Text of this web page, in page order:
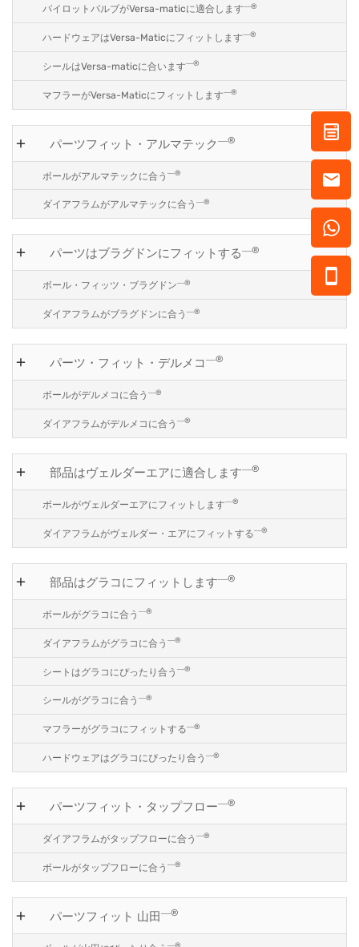
パイロットバルブがVersa-maticに適合します―®
ハードウェアはVersa-Maticにフィットします―®
シールはVersa-maticに合います―®
マフラーがVersa-Maticにフィットします―®
パーツフィット・アルマテック―®
ボールがアルマテックに合う ―®
ダイアフラムがアルマテックに合う ―®
パーツはブラグドンにフィットする―®
ボール・フィッツ・ブラグドン―®
ダイアフラムがブラグドンに合う ―®
パーツ・フィット・デルメコ―®
ボールがデルメコに合う ―®
ダイアフラムがデルメコに合う ―®
部品はヴェルダーエアに適合します―®
ボールがヴェルダーエアにフィットします―®
ダイアフラムがヴェルダー・エアにフィットする―®
部品はグラコにフィットします―®
ボールがグラコに合う ―®
ダイアフラムがグラコに合う ―®
シートはグラコにぴったり合う ―®
シールがグラコに合う ―®
マフラーがグラコにフィットする―®
ハードウェアはグラコにぴったり合う ―®
パーツフィット・タップフロー―®
ダイアフラムがタップフローに合う ―®
ボールがタップフローに合う ―®
パーツフィット 山田―®
―®